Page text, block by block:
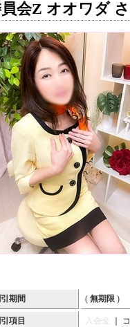
会Z オオワダ
期間 ( 無期限 )
項目 入会金 ｜